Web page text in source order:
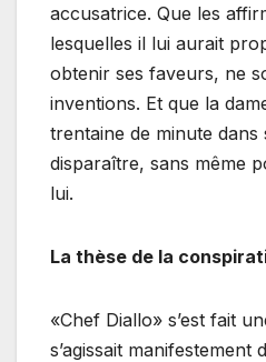
accusatrice. Que les
lesquelles il lui aurait
obtenir ses faveurs, ne
inventions. Et que la
trentaine de minute dans
disparaître, sans même
lui.
La thèse de la
«Chef Diallo» s’est fait
s’agissait manifestement